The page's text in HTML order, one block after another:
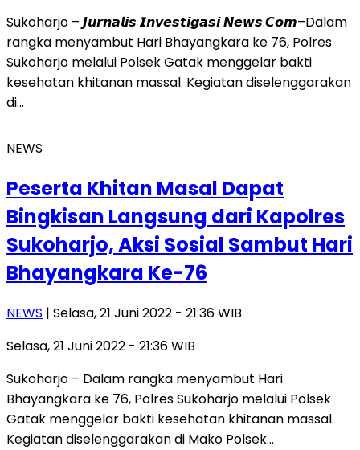
Sukoharjo – 𝙅𝙪𝙧𝙣𝙖𝙡𝙞𝙨 𝙄𝙣𝙫𝙚𝙨𝙩𝙞𝙜𝙖𝙨𝙞 𝙉𝙚𝙬𝙨.𝘾𝙤𝙢–Dalam
rangka menyambut Hari Bhayangkara ke 76, Polres
Sukoharjo melalui Polsek Gatak menggelar bakti
kesehatan khitanan massal. Kegiatan diselenggarakan
di…
NEWS
Peserta Khitan Masal Dapat
Bingkisan Langsung dari Kapolres
Sukoharjo, Aksi Sosial Sambut Hari
Bhayangkara Ke-76
NEWS | Selasa, 21 Juni 2022 - 21:36 WIB
Selasa, 21 Juni 2022 - 21:36 WIB
Sukoharjo – Dalam rangka menyambut Hari
Bhayangkara ke 76, Polres Sukoharjo melalui Polsek
Gatak menggelar bakti kesehatan khitanan massal.
Kegiatan diselenggarakan di Mako Polsek…